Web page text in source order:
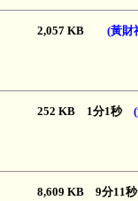
2,057 KB (黃財
252 KB 1分1秒
8,609 KB 9分11